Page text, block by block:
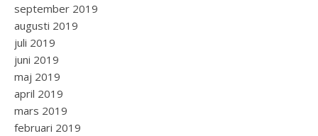
september 2019
augusti 2019
juli 2019
juni 2019
maj 2019
april 2019
mars 2019
februari 2019